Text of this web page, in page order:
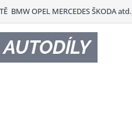
BMW OPEL MERCEDES ŠKODA atd.